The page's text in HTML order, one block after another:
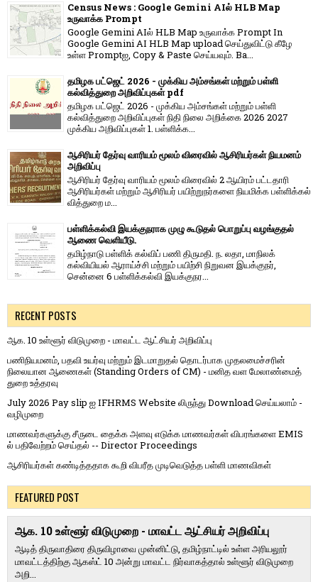
Census News : Google Gemini AIல் HLB Map
உருவாக்க Prompt
Google Gemini AIல் HLB Map உருவாக்க Prompt In
Google Gemini AI HLB Map upload செய்துவிட்டு கீழே
உள்ள Promptஐ, Copy & Paste செய்யவும். Ba...
தமிழக பட்ஜெட் 2026 - முக்கிய அம்சங்கள் மற்றும் பள்ளி
கல்வித்துறை அறிவிப்புகள் pdf
தமிழக பட்ஜெட் 2026 - முக்கிய அம்சங்கள் மற்றும் பள்ளி
கல்வித்துறை அறிவிப்புகள் நிதி நிலை அறிக்கை 2026 2027
முக்கிய அறிவிப்புகள் 1. பள்ளிக்க...
ஆசிரியர் தேர்வு வாரியம் மூலம் விரைவில் ஆசிரியர்கள் நியமனம்
அறிவிப்பு
ஆசிரியர் தேர்வு வாரி​யம் மூலம் விரை​வில் 2 ஆயிரம் பட்​ட​தாரி
ஆசிரியர்​கள் மற்​றும் ஆசிரியர் பயிற்றுநர்​களை நியமிக்க பள்​ளிக்​கல்​
வித்​துறை ம...
பள்ளிக்கல்வி இயக்குநராக முழு கூடுதல் பொறுப்பு வழங்குதல்
ஆணை வெளியீடு.
தமிழ்நாடு பள்ளிக் கல்விப் பணி திருமதி. ந. லதா, மாநிலக்
கல்வியியல் ஆராய்ச்சி மற்றும் பயிற்சி நிறுவன இயக்குநர்,
சென்னை 6 பள்ளிக்கல்வி இயக்குநர...
RECENT POSTS
ஆக. 10 உள்ளூர் விடுமுறை - மாவட்ட ஆட்சியர் அறிவிப்பு
பணிநியமனம், பதவி உயர்வு மற்றும் இடமாறுதல் தொடர்பாக முதலமைச்சரின்
நிலையான ஆணைகள் (Standing Orders of CM) - மனித வள மேலாண்மைத்
துறை உத்தரவு
July 2026 Pay slip ஐ IFHRMS Website லிருந்து Download செய்யலாம் -
வழிமுறை
மாணவர்களுக்கு சீருடை தைக்க அளவு எடுக்க மாணவர்கள் விபரங்களை EMIS
ல் பதிவேற்றம் செய்தல் -- Director Proceedings
ஆசிரியர்கள் கண்டித்ததாக கூறி விபரீத முடிவெடுத்த பள்ளி மாணவிகள்
FEATURED POST
ஆக. 10 உள்ளூர் விடுமுறை - மாவட்ட ஆட்சியர் அறிவிப்பு
ஆடித் திருவாதிரை திருவிழாவை முன்னிட்டு, தமிழ்நாட்டில் உள்ள அரியலூர்
மாவட்டத்திற்கு ஆகஸ்ட் 10 அன்று மாவட்ட நிர்வாகத்தால் உள்ளூர் விடுமுறை
அறி...